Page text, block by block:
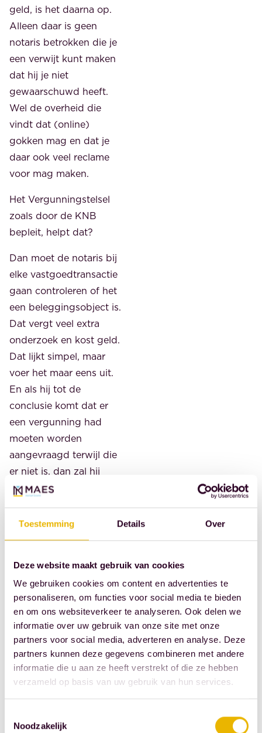
Toestemming Details Over
Deze website maakt gebruik van cookies
We gebruiken cookies om content en advertenties te
personaliseren, om functies voor social media te bieden
en om ons websiteverkeer te analyseren. Ook delen we
informatie over uw gebruik van onze site met onze
partners voor social media, adverteren en analyse. Deze
partners kunnen deze gegevens combineren met andere
informatie die u aan ze heeft verstrekt of die ze hebben
verzameld op basis van uw gebruik van hun services.
Noodzakelijk
geld, is het daarna op.
Alleen daar is geen
notaris betrokken die je
een verwijt kunt maken
dat hij je niet
gewaarschuwd heeft.
Wel de overheid die
vindt dat (online)
gokken mag en dat je
daar ook veel reclame
voor mag maken.
Het Vergunningstelsel
zoals door de KNB
bepleit, helpt dat?
Dan moet de notaris bij
elke vastgoedtransactie
gaan controleren of het
een beleggingsobject is.
Dat vergt veel extra
onderzoek en kost geld.
Dat lijkt simpel, maar
voer het maar eens uit.
En als hij tot de
conclusie komt dat er
een vergunning had
moeten worden
aangevraagd terwijl die
er niet is, dan zal hij
dienst moeten weigeren,
verboden de warme
grond aan te bieden. En
vergunningsplichtige
transactie is waarvoor
een vergunning is
verleend, is het dan wél
goed?
De AFM-vergunning ziet
op de antecedenten van
instelling die de grond